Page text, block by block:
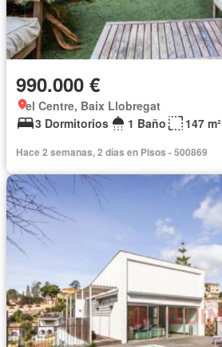
990.000 €
el Centre, Baix Llobregat
3 Dormitorios
1 Baño 147 m²
Hace 2 semanas, 2 días en Pisos - 500869